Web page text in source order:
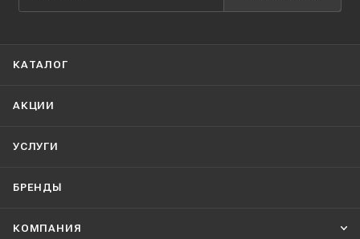
КАТАЛОГ
АКЦИИ
УСЛУГИ
БРЕНДЫ
КОМПАНИЯ